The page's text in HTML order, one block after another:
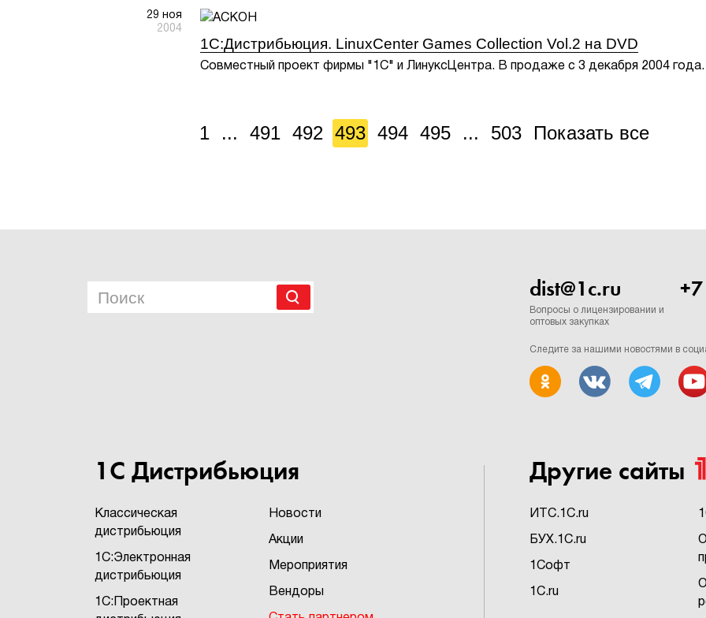
29 ноя
2004
1С:Дистрибьюция. LinuxCenter Games Collection Vol.2 на DVD
Совместный проект фирмы "1С" и ЛинуксЦентра. В продаже с 3 декабря 2004 года.
1 ... 491 492 493 494 495 ... 503 Показать все
dist@1c.ru
Вопросы о лицензировании и
оптовых закупках
Следите за нашими новостями в
1С Дистрибьюция
Классическая
дистрибьюция
1С:Электронная
дистрибьюция
1С:Проектная
Новости
Акции
Мероприятия
Вендоры
Другие сайты
ИTC.1C.ru
БУХ.1C.ru
1Софт
1C.ru